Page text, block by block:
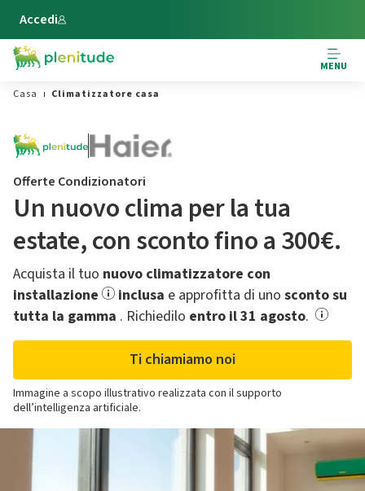
Vai al contenuto principale
Accedi
MENU
Casa
Climatizzatore casa
Offerte Condizionatori
Un nuovo clima per la tua
estate,​ con sconto fino a 300€.
Acquista il tuo nuovo climatizzatore con
installazione
inclusa e approfitta di uno sconto su
tutta la gamma .​ Richiedilo entro il 31 agosto.
Ti chiamiamo noi
Immagine a scopo illustrativo realizzata con il supporto
dell’intelligenza artificiale.